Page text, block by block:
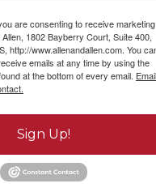
are consenting to receive
1802 Bayberry Court, Suite 400,
http://www.allenandallen.com. You
emails at any time by using the
at the bottom of every email.
Sign Up!